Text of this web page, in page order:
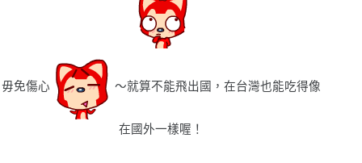
毋免傷心 〜就算不能飛出國，在台灣也能吃得像
在國外一樣喔！